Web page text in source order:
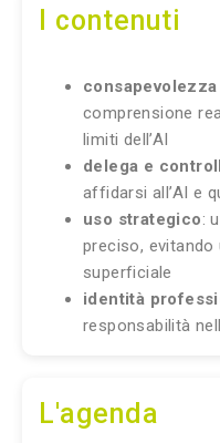
I contenuti
comprensione
limiti dell’AI
delega e
affidarsi all’AI e
uso strategico:
preciso,
superficiale
identità
responsabilità
L'agenda